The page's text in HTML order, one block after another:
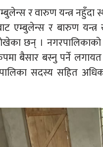
र वारुण यन्त्र
एम्बुलेन्स र बारुण
छन् । नगरपालिकाको
बैसार बस्नु पर्ने
सदस्य सहित